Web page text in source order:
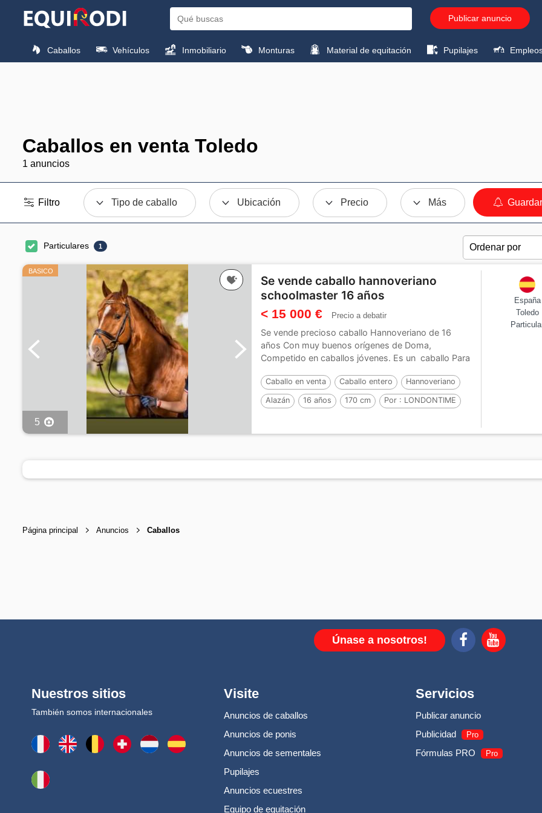
Publicar anuncio
Caballos Vehículos Inmobiliario Monturas Material de equitación Pupilajes
Caballos en venta Toledo
1 anuncios
Filtro Tipo de caballo Ubicación Precio Más
Particulares 1
BASICO
5
Se vende caballo hannoveriano
schoolmaster 16 años
< 15 000 € Precio a debatir
Se vende precioso caballo Hannoveriano de 16
años Con muy buenos orígenes de Doma,
Competido en caballos jóvenes. Es un caballo Para
Caballo en venta Caballo entero Hannoveriano
Alazán 16 años 170 cm Por : LONDONTIME
España
Toledo
Página principal Anuncios Caballos
Únase a nosotros!
Nuestros sitios
También somos internacionales
Visite
Anuncios de caballos
Anuncios de ponis
Anuncios de sementales
Pupilajes
Anuncios ecuestres
Equipo de equitación
Servicios
Publicar anuncio
Publicidad
Pro
Fórmulas PRO Pro